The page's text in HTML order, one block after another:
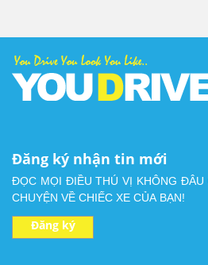
Đăng ký nhận tin mới
ĐỌC MỌI ĐIỀU THÚ VỊ KHÔNG ĐÂU
Đăng ký